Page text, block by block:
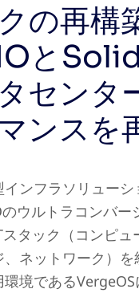
の再構
と
センタ
ンスを
ンフラソリューシ
ウルトラコンバー
タック（コンピュ
、ネットワーク）を
境であるVergeOS